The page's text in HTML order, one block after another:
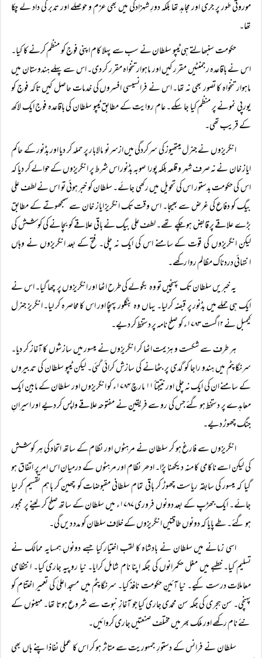
موروثی طور پر جری اور مجاہد تھا بلکہ دورِ شہزادگی میں بھی عزم و حوصلے اور تدبر کی داد لے چکا
تھا۔
حکومت سنبھالتے ہی ٹیپو سلطان نے سب سے پہلا کام اپنی فوج کو منظم کرنے کا کیا۔
اس نے باقاعدہ رجمنٹیں مقرر کیں اور ماہوار تنخواہ مقرر کر دی۔ اس سے پہلے ہندوستان میں
ماہوار تنخواہ کا تصور بھی نہ تھا۔ اس نے فرانسیسی افسروں کی خدمات حاصل کیں تاکہ فوج کو
یورپی نمونے پر منظم کیا جا سکے۔ عام روایت کے مطابق ٹیپو سلطان کی باقاعدہ فوج ایک لاکھ
کے قریب تھی۔
انگریزوں نے جنرل میتھیوز کی سرکردگی میں ازسرنو مالابار پر حملہ کر دیا اور بڈنور کے حاکم
ایاز خان نے نہ صرف شہر و قلعہ بلکہ پورا صوبہ بڈنور اس شرط پر انگریزوں کے حوالے کر دیا کہ
اس کی حکومت بدستور اس کی تحویل میں رکھی جائے۔ سلطان کو خبر ہوئی تو اس نے لطف علی
بیگ کو دفاع کی غرض سے بھیجا۔ اس وقت تک انگریز ایاز خان سے سمجھوتے کے مطابق
بڑے علاقے پر قابض ہو چکے تھے۔ لطف علی بیگ نے باقی علاقے کو بچانے کی کوشش کی
لیکن انگریزوں کی قوت کے سامنے اس کی ایک نہ چلی۔ فتح کے بعد انگریزوں نے وہاں
انتہائی دردناک مظالم روا رکھے۔
یہ خبریں سلطان تک پہنچیں تو وہ بگولے کی طرح اٹھا اور انگریزوں پر چھا گیا۔ اس نے
ایک ہی حملے میں بڈنور پر قبضہ کر لیا۔ یہاں وہ بنگلور پہنچا اور اس کا محاصرہ کر لیا۔ انگریز جنرل
کیمبل نے ۲ اگست ۱۷۸۳ء کو صلح نامہ پر دستخط کر دیے۔
ہر طرف سے شکست و ہزیمت اٹھا کر انگریزوں نے میسور میں سازشوں کا آغاز کر دیا۔
سرنگاپٹم میں ہندو راجا کو گدی پر بٹھانے کی سازش کرائی گئی۔ لیکن ٹیپو سلطان کی تدبیروں
کے سامنے ان کی ایک نہ چلی اور نتیجتاً‌ ۱۱ مارچ ۱۷۸۴ء کو انگریزوں اور سلطان کے مابین ایک
معاہدے پر دستخط ہو گئے جس کی رو سے فریقین نے مفتوحہ علاقے واپس کر دیے اور اسیرانِ
جنگ چھوڑ دیے۔
انگریزوں سے فارغ ہو کر سلطان نے مرہٹوں اور نظام کے ساتھ اتحاد کی ہر کوشش
کی لیکن اسے ناکامی کا منہ دیکھنا پڑا۔ ادھر نظام اور مرہٹوں کے درمیان اس امر پر اتفاق ہو
گیا کہ میسور کی سابقہ ریاست چھوڑ کر باقی تمام سلطانی مقبوضات کو چھین کر باہم تقسیم کر لیا
جائے۔ ایک جھڑپ کے بعد دونوں فروری ۱۷۸۷ء میں سلطان کے ساتھ صلح کر لینے پر مجبور
ہو گئے۔ طے پایا کہ دونوں طاقتیں انگریزوں کے خلاف سلطان کو مدد دیں گی۔
اسی زمانے میں سلطان نے بادشاہ کا لقب اختیار کیا جسے دونوں ہمسایہ ممالک نے
تسلیم کیا۔ خطبے میں مغل حکمرانوں کی جگہ اپنا نام شامل کرایا۔ نیا روپیہ جاری کیا۔ انتظامی
معاملات درست کیے۔ نیا آئینِ حکومت نافذ کیا۔ سرنگاپٹم میں مسجد اعلیٰ کی تعمیر اختتام کو
پہنچی۔ سن ہجری کی جگہ سن محمدی جاری کیا جو آغازِ نبوت سے شروع ہوتا تھا۔ مہینوں کے
نئے نام رکھے اور ملک بھر میں مختلف صنعتیں جاری کروائیں۔
سلطان نے فرانس کے دستورِ جمہوریت سے متاثر ہو کر اس کا عملی نفاذ اپنے ہاں بھی